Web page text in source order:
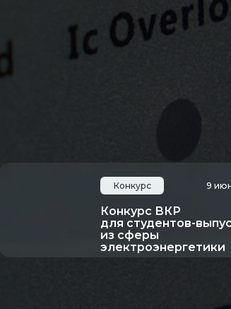
Конкурс 9
Конкурс ВКР
для студентов-
из сферы
электроэнергетики